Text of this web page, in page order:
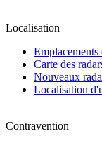
Localisation
Emplacements
Carte des
Nouveaux
Localisation
Contravention